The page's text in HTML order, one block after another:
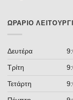
ΩΡΆΡΙΟ
Δευτέρα
Τρίτη
Τετάρτη